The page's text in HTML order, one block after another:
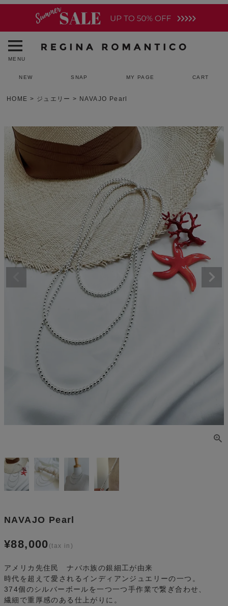
MENU
NEW SNAP MY PAGE CART
HOME ジュエリー NAVAJO Pearl
NAVAJO Pearl
¥88,000
アメリカ先住民 ナバホ族の銀細工が由来
時代を超えて愛されるインディアンジュエリーの一つ。
374個のシルバーボールを一つ一つ手作業で繋ぎ合わせ、
繊細で重厚感のある仕上がりに。